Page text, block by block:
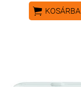
 KOSÁRBA